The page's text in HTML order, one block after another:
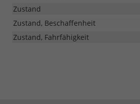
Zustand
Zustand, Beschaffenheit
Zustand, Fahrfähigkeit